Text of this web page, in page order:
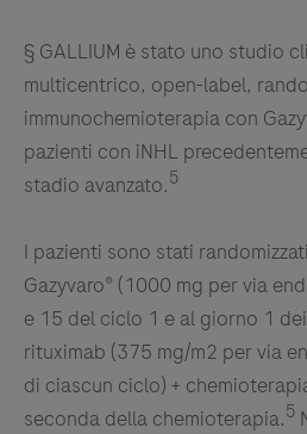
§ GALLIUM è stato uno studio
multicentrico, open-label,
immunochemioterapia con
pazienti con iNHL
stadio avanzato.5
I pazienti sono stati
Gazyvaro® (1000 mg per via
e 15 del ciclo 1 e al giorno 1
rituximab (375 mg/m2 per via
di ciascun ciclo) +
seconda della chemioterapia.5